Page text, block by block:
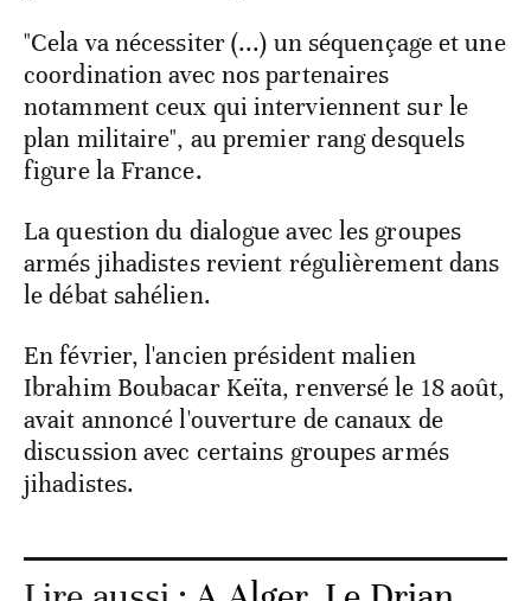
"Cela va nécessiter (...) un séquençage et une
coordination avec nos partenaires
notamment ceux qui interviennent sur le
plan militaire", au premier rang desquels
figure la France.
La question du dialogue avec les groupes
armés jihadistes revient régulièrement dans
le débat sahélien.
En février, l'ancien président malien
Ibrahim Boubacar Keïta, renversé le 18 août,
avait annoncé l'ouverture de canaux de
discussion avec certains groupes armés
jihadistes.